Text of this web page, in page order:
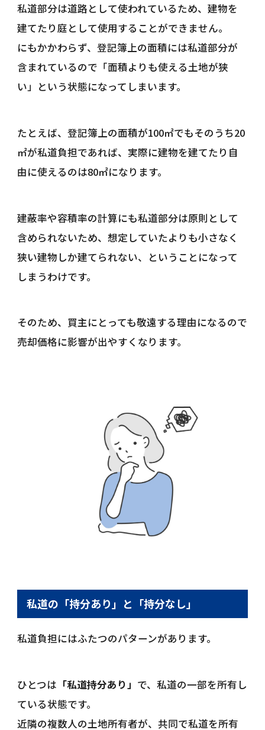
私道部分は道路として使われているため、建物を
建てたり庭として使用することができません。
にもかかわらず、登記簿上の面積には私道部分が
含まれているので「面積よりも使える土地が狭
い」という状態になってしまいます。
たとえば、登記簿上の面積が100㎡でもそのうち20
㎡が私道負担であれば、実際に建物を建てたり自
由に使えるのは80㎡になります。
建蔽率や容積率の計算にも私道部分は原則として
含められないため、想定していたよりも小さなく
狭い建物しか建てられない、ということになって
しまうわけです。
そのため、買主にとっても敬遠する理由になるので
売却価格に影響が出やすくなります。
私道の「持分あり」と「持分なし」
私道負担にはふたつのパターンがあります。
ひとつは 「私道持分あり」 で、私道の一部を所有し
ている状態です。
近隣の複数人の土地所有者が、共同で私道を所有